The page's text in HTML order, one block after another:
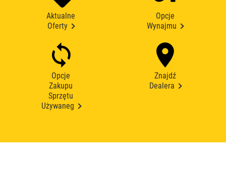
Aktualne
Oferty
Opcje
Wynajmu
Opcje
Zakupu
Sprzętu
Używaneg
Znajdź
Dealera